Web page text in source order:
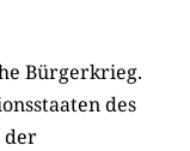
Bürgerkrieg.
des
der